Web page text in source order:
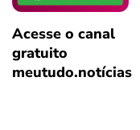
Acesse o canal
gratuito
meutudo.notícias